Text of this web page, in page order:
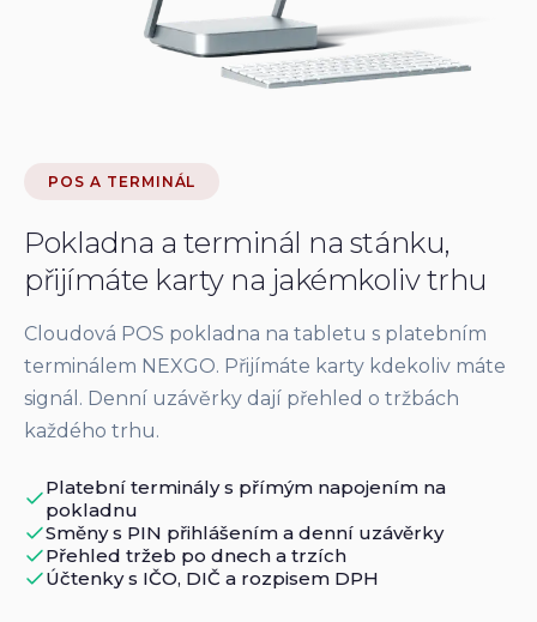
POS A TERMINÁL
Pokladna a terminál na stánku,
přijímáte karty na jakémkoliv trhu
Cloudová POS pokladna na tabletu s platebním
terminálem NEXGO. Přijímáte karty kdekoliv máte
signál. Denní uzávěrky dají přehled o tržbách
každého trhu.
Platební terminály s přímým napojením na
pokladnu
Směny s PIN přihlášením a denní uzávěrky
Přehled tržeb po dnech a trzích
Účtenky s IČO, DIČ a rozpisem DPH